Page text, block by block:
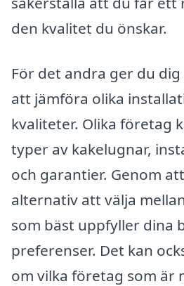
den kvalitet du önskar.
För det andra ger du
att jämföra olika
kvaliteter. Olika företag
typer av kakelugnar,
och garantier. Genom
alternativ att välja
som bäst uppfyller dina
preferenser. Det kan
om vilka företag som är